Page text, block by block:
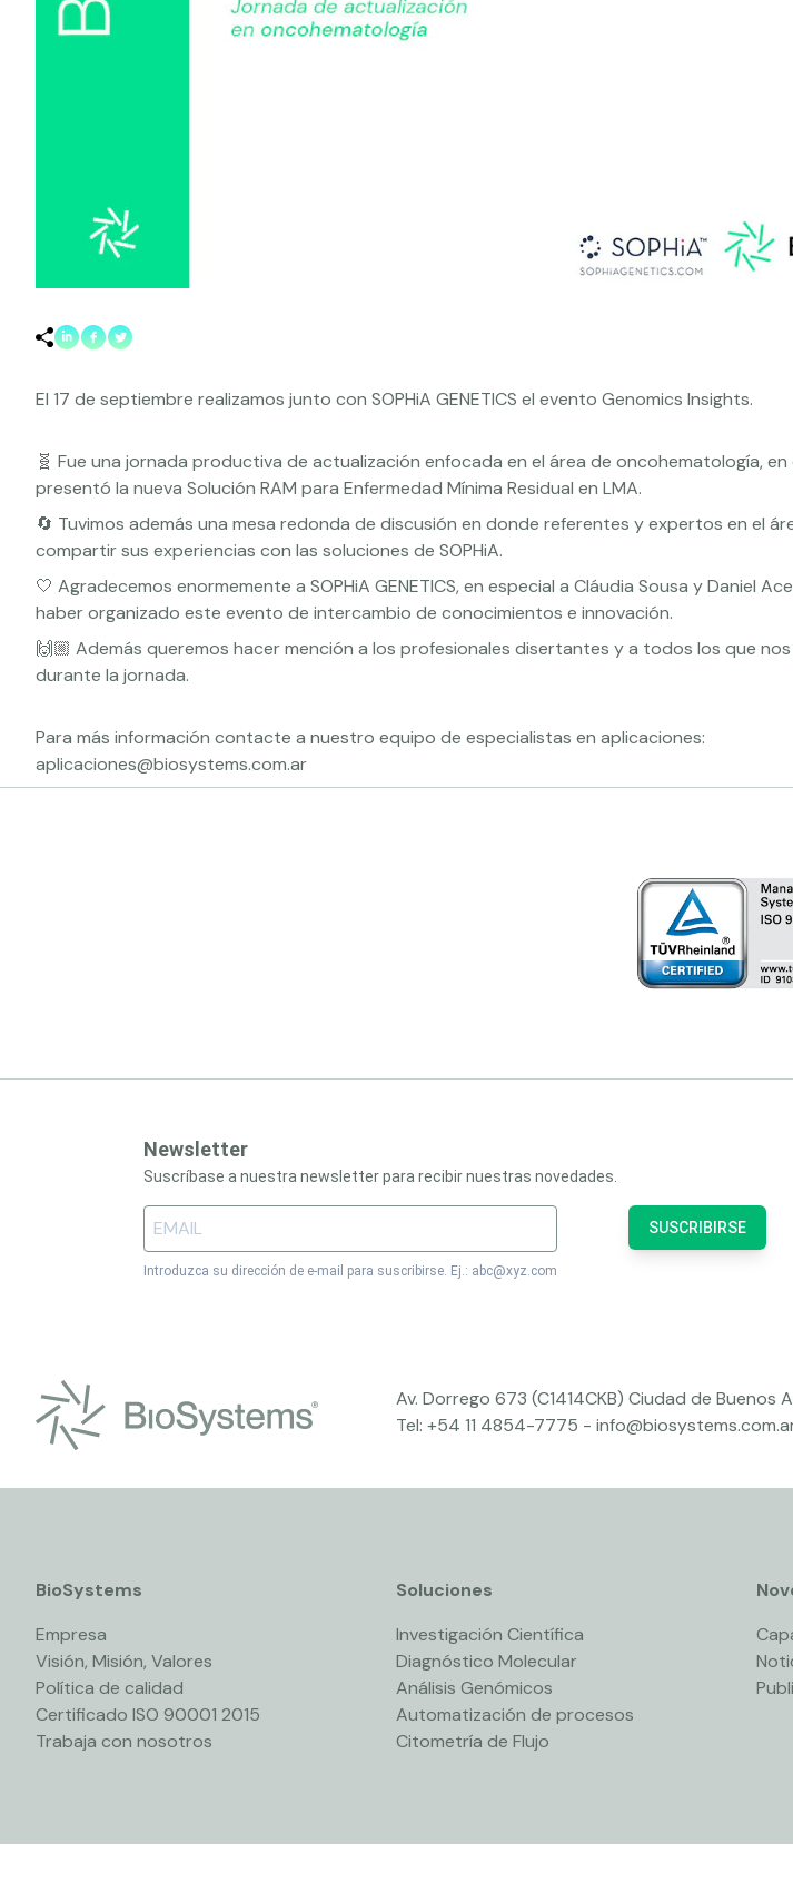
El 17 de septiembre realizamos junto con SOPHiA GENETICS el evento Genomics Insights.
🧬 Fue una jornada productiva de actualización enfocada en el área de oncohematología,
presentó la nueva Solución RAM para Enfermedad Mínima Residual en LMA.
🔄 Tuvimos además una mesa redonda de discusión en donde referentes y expertos en el
compartir sus experiencias con las soluciones de SOPHiA.
🤍 Agradecemos enormemente a SOPHiA GENETICS, en especial a Cláudia Sousa y Daniel
haber organizado este evento de intercambio de conocimientos e innovación.
🙌🏼 Además queremos hacer mención a los profesionales disertantes y a todos los que
durante la jornada.
Para más información contacte a nuestro equipo de especialistas en aplicaciones:
aplicaciones@biosystems.com.ar
Newsletter
Suscríbase a nuestra newsletter para recibir nuestras novedades.
Introduzca su dirección de e-mail para suscribirse. Ej.: abc@xyz.com
SUSCRIBIRSE
Av. Dorrego 673 (C1414CKB) Ciudad de Buenos
Tel: +54 11 4854-7775 -
BioSystems
Empresa
Visión, Misión, Valores
Política de calidad
Certificado ISO 90001 2015
Trabaja con nosotros
Soluciones
Investigación Científica
Diagnóstico Molecular
Análisis Genómicos
Automatización de procesos
Citometría de Flujo